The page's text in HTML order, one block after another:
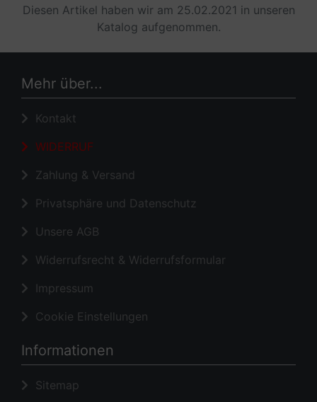
Diesen Artikel haben wir am 25.02.2021 in unseren
Katalog aufgenommen.
Mehr über...
Kontakt
WIDERRUF
Zahlung & Versand
Privatsphäre und Datenschutz
Unsere AGB
Widerrufsrecht & Widerrufsformular
Impressum
Cookie Einstellungen
Informationen
Sitemap